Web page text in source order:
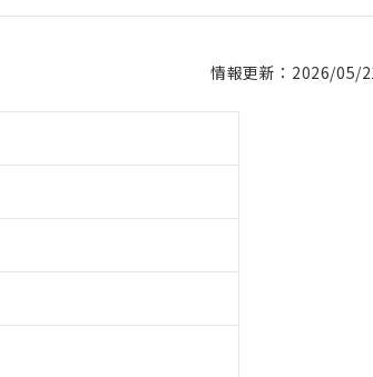
情報更新：2026/05/